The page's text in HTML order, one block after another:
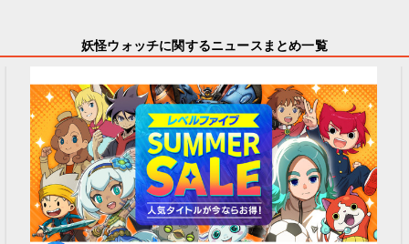
妖怪ウォッチに関するニュースまとめ一覧